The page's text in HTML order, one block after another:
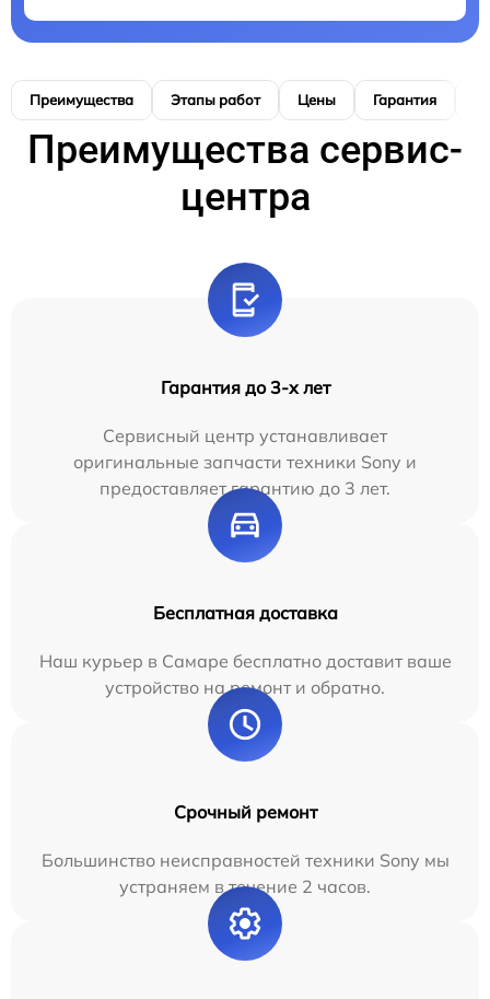
Преимущества Этапы работ Цены Гарантия
Преимущества сервис-
центра
Гарантия до 3-х лет
Сервисный центр устанавливает
оригинальные запчасти техники Sony и
предоставляет гарантию до 3 лет.
Бесплатная доставка
Наш курьер в Самаре бесплатно доставит ваше
устройство на ремонт и обратно.
Срочный ремонт
Большинство неисправностей техники Sony мы
устраняем в течение 2 часов.